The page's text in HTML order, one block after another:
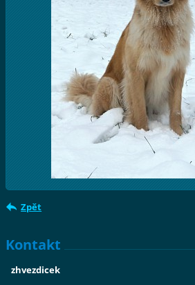
Zpět
Kontakt
zhvezdicek